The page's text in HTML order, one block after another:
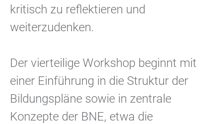
kritisch zu reflektieren und
weiterzudenken.
Der vierteilige Workshop beginnt mit
einer Einführung in die Struktur der
Bildungspläne sowie in zentrale
Konzepte der BNE, etwa die